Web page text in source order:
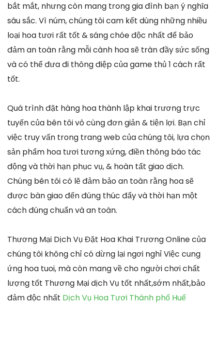
bắt mắt, nhưng còn mang trong gia đình bạn ý nghĩa
sâu sắc. Vì núm, chúng tôi cam kết dùng những nhiều
loại hoa tươi rất tốt & sáng chóe độc nhất để bảo
đảm an toàn rằng mỗi cành hoa sẽ tràn đầy sức sống
và có thể đưa đi thông điệp của game thủ 1 cách rất
tốt.
Quá trình đặt hàng hoa thành lập khai trương trực
tuyến của bên tôi vô cùng đơn giản & tiện lợi. Bạn chỉ
việc truy vấn trong trang web của chúng tôi, lựa chọn
sản phẩm hoa tươi tương xứng, điền thông báo tác
động và thời hạn phục vụ, & hoàn tất giao dịch.
Chúng bên tôi có lẽ đảm bảo an toàn rằng hoa sẽ
được bàn giao đến đúng thúc đẩy và thời hạn một
cách đúng chuẩn và an toàn.
Thương Mại Dịch Vụ Đặt Hoa Khai Trương Online của
chúng tôi không chỉ có dừng lại ngơi nghỉ Việc cung
ứng hoa tuoi, mà còn mang về cho người chơi chất
lượng tốt Thương Mại dịch Vụ tốt nhất,sớm nhất,bảo
đảm độc nhất Dịch Vụ Hoa Tươi Thành phố Huế